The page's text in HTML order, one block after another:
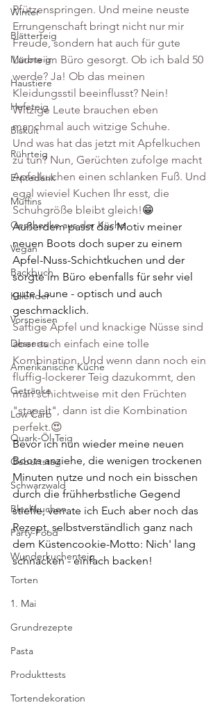
Winter
Blätterteig
Mürbteig
Haustiere
Hefeteig
Biskuit
Rührteig
Erntedank
Muffins
Geschenke aus der Küche
Vegan
Backbuch
Kalender
Vorspeisen
Desserts
Amerikanische Küche
Getränke
Low Carb
Quark-Öl-Teig
Geburtstag
Schwarzwald
Blechkuchen
Party-Food
Wunderkuchenteig
Torten
1. Mai
Grundrezepte
Pasta
Produkttests
Tortendekoration
Pfützenspringen. Und meine neuste
Errungenschaft bringt nicht nur mir
Freude, sondern hat auch für gute
Laune im Büro gesorgt. Ob ich bald 50
werde? Ja! Ob das meinen
Kleidungsstil beeinflusst? Nein!
Witzige Leute brauchen eben
manchmal auch witzige Schuhe.
Und was hat das jetzt mit Apfelkuchen
zu tun? Nun, Gerüchten zufolge macht
Apfelkuchen einen schlanken Fuß. Und
egal wieviel Kuchen Ihr esst, die
Schuhgröße bleibt gleich!😁
Außerdem passt das Motiv meiner
neuen Boots doch super zu einem
Apfel-Nuss-Schichtkuchen und der
sorgte im Büro ebenfalls für sehr viel
gute Laune - optisch und auch
geschmacklich.
Saftige Äpfel und knackige Nüsse sind
aber auch einfach eine tolle
Kombination. Und wenn dann noch ein
fluffig-lockerer Teig dazukommt, den
man schichtweise mit den Früchten
"stapelt", dann ist die Kombination
perfekt.😍
Bevor ich nun wieder meine neuen
Boots anziehe, die wenigen trockenen
Minuten nutze und noch ein bisschen
durch die frühherbstliche Gegend
stiefle, verrate ich Euch aber noch das
Rezept, selbstverständlich ganz nach
dem Küstencookie-Motto: Nich' lang
schnacken - einfach backen!